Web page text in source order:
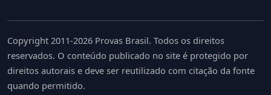
Copyright 2011-2026 Provas Brasil. Todos os direitos
reservados. O conteúdo publicado no site é protegido por
direitos autorais e deve ser reutilizado com citação da fonte
quando permitido.